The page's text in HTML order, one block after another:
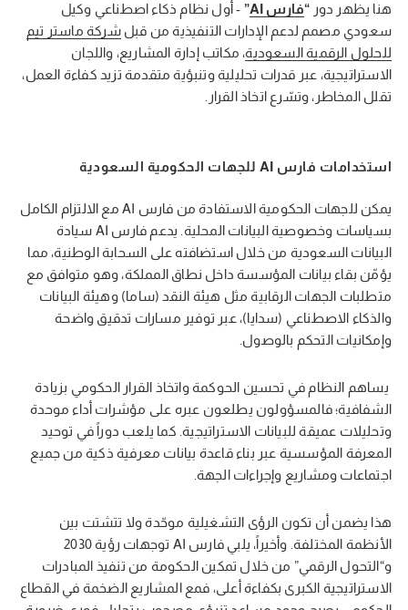
هنا يظهر دور “فارس AI ” - أول نظام ذكاء اصطناعي وكيل
سعودي مصمم لدعم الإدارات التنفيذية من قبلشركة ماستر تيم
للحلول الرقمية السعودية، مكاتب إدارة المشاريع، واللجان
الاستراتيجية، عبر قدرات تحليلية وتنبؤية متقدمة تزيد كفاءة العمل،
تقلل المخاطر، وتسّرع اتخاذ القرار.
استخدامات فارس AI للجهات الحكومية السعودية
يمكن للجهات الحكومية الاستفادة من فارس AI مع الالتزام الكامل
بسياسات وخصوصية البيانات المحلية. يدعم فارس AI سيادة
البيانات السعودية من خلال استضافته على السحابة الوطنية، مما
يؤمّن بقاء بيانات المؤسسة داخل نطاق المملكة، وهو متوافق مع
متطلبات الجهات الرقابية مثل هيئة النقد (ساما) وهيئة البيانات
والذكاء الاصطناعي (سدايا)، عبر توفير مسارات تدقيق واضحة
وإمكانيات التحكم بالوصول.
يساهم النظام في تحسين الحوكمة واتخاذ القرار الحكومي بزيادة
الشفافية؛ فالمسؤولون يطلعون عبره على مؤشرات أداء موحدة
وتحليلات عميقة للبيانات الاستراتيجية. كما يلعب دوراً في توحيد
المعرفة المؤسسية عبر بناء قاعدة بيانات معرفية ذكية من جميع
اجتماعات ومشاريع وإجراءات الجهة.
هذا يضمن أن تكون الرؤى التشغيلية موحّدة ولا تتشتت بين
الأنظمة المختلفة. وأخيراً، يلبي فارس AI توجهات رؤية 2030
و“التحول الرقمي” من خلال تمكين الحكومة من تنفيذ المبادرات
الاستراتيجية الكبرى بكفاءة أعلى، فمع المشاريع الضخمة في القطاع